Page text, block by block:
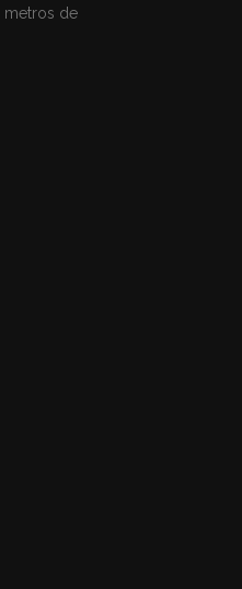
metros de